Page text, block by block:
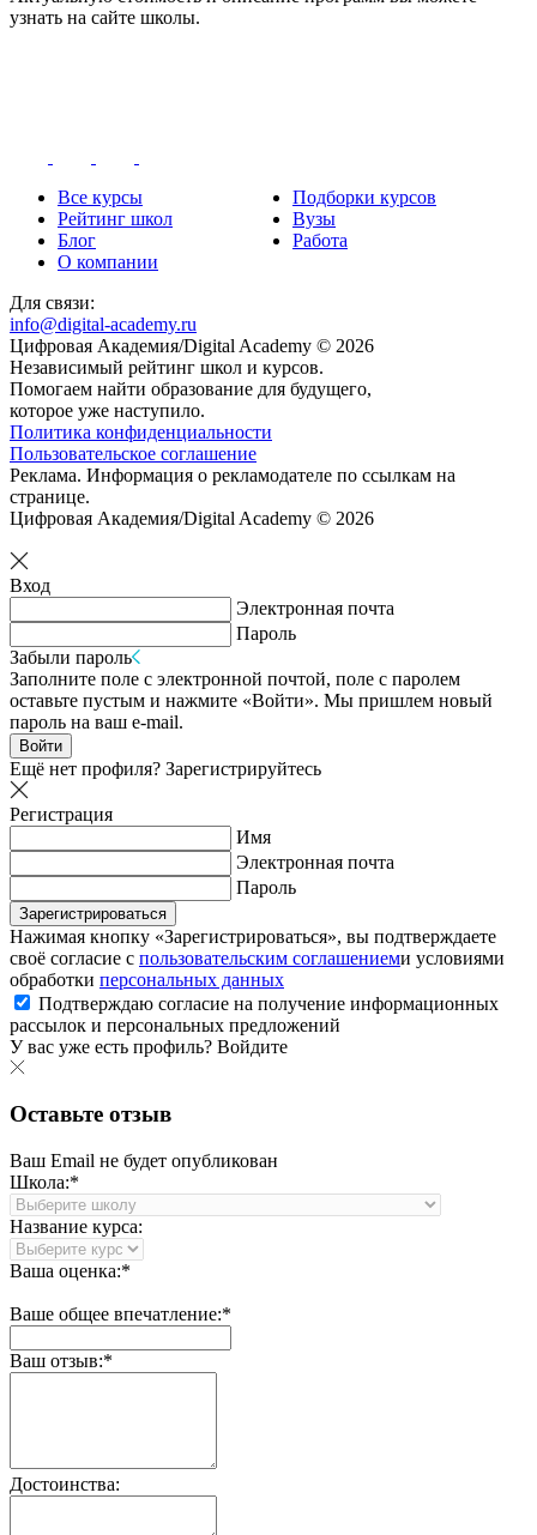
узнать на сайте школы.
Все курсы
Подборки курсов
Рейтинг школ
Вузы
Блог
Работа
О компании
Для связи:
info@digital-academy.ru
Цифровая Академия/Digital Academy © 2026
Независимый рейтинг школ и курсов.
Помогаем найти образование для будущего,
которое уже наступило.
Политика конфиденциальности
Пользовательское соглашение
Реклама. Информация о рекламодателе по ссылкам на
странице.
Цифровая Академия/Digital Academy © 2026
Вход
Электронная почта
Пароль
Забыли пароль
Заполните поле с электронной почтой, поле с паролем
оставьте пустым и нажмите «Войти». Мы пришлем новый
пароль на ваш e-mail.
Войти
Ещё нет профиля? Зарегистрируйтесь
Регистрация
Имя
Электронная почта
Пароль
Зарегистрироваться
Нажимая кнопку «Зарегистрироваться», вы подтверждаете
своё согласие с пользовательским соглашениеми условиями
обработки персональных данных
Подтверждаю согласие на получение информационных
рассылок и персональных предложений
У вас уже есть профиль? Войдите
Оставьте отзыв
Ваш Email не будет опубликован
Школа:*
Название курса:
Ваша оценка:*
Ваше общее впечатление:*
Ваш отзыв:*
Достоинства: